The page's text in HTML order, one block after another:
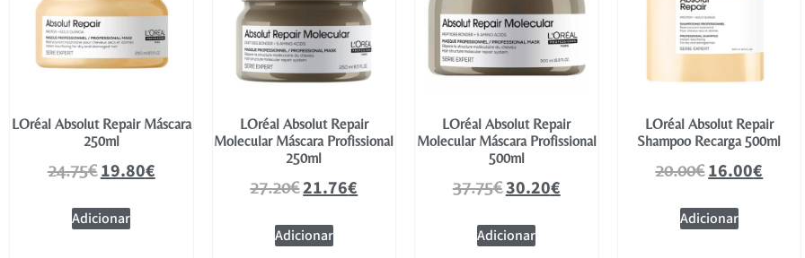
LOréal Absolut Repair Máscara
250ml
24.75€19.80€
Adicionar
LOréal Absolut Repair
Molecular Máscara Profissional
250ml
27.20€21.76€
Adicionar
LOréal Absolut Repair
Molecular Máscara Profissional
500ml
37.75€30.20€
Adicionar
LOréal Absolut Repair
Shampoo Recarga 500ml
20.00€16.00€
Adicionar